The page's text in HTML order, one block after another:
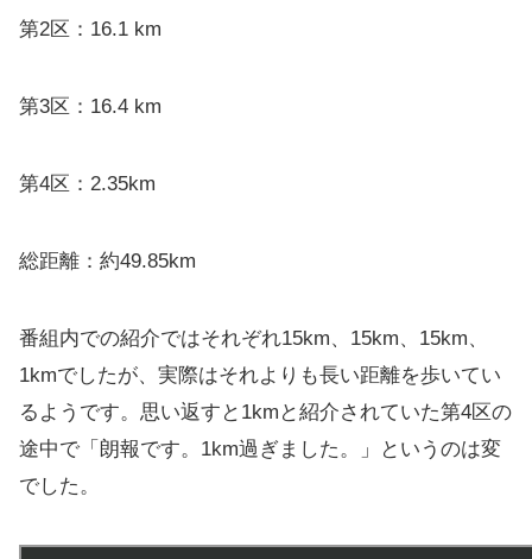
第2区：16.1 km
第3区：16.4 km
第4区：2.35km
総距離：約49.85km
番組内での紹介ではそれぞれ15km、15km、15km、
1kmでしたが、実際はそれよりも長い距離を歩いてい
るようです。思い返すと1kmと紹介されていた第4区の
途中で「朗報です。1km過ぎました。」というのは変
でした。